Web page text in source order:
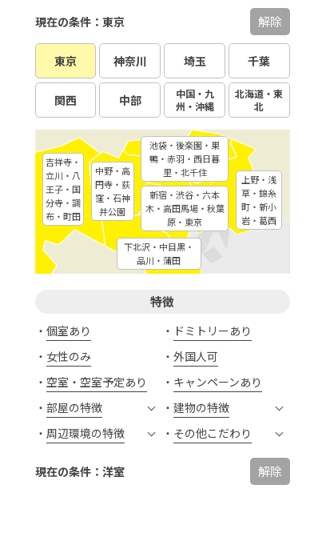
東京 神奈川 埼玉 千葉
関西 中部
中国・九
州・沖縄
北海道・東
北
現在の条件：東京 解除
新宿・渋谷・六本
木・高田馬場・秋葉
原・東京
中野・高
円寺・荻
窪・石神
井公園
下北沢・中目黒・
品川・蒲田
池袋・後楽園・巣
鴨・赤羽・西日暮
里・北千住
上野・浅
草・錦糸
町・新小
岩・葛西
吉祥寺・
立川・八
王子・国
分寺・調
布・町田
特徴
個室あり
ドミトリーあり
女性のみ
外国人可
空室・空室予定あり
キャンペーンあり
部屋の特徴
建物の特徴
周辺環境の特徴
その他こだわり
現在の条件：洋室 解除